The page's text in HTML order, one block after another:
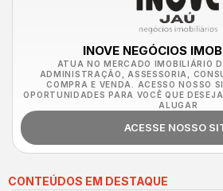
INOVE NEGÓCIOS
ATUA NO MERCADO IMOBILIÁRIO
ADMINISTRAÇÃO, ASSESSORIA,
COMPRA E VENDA. ACESSO NOSSO
OPORTUNIDADES PARA VOCÊ QUE
ALUGAR
ACESSE NOSSO
CONTEÚDOS EM DESTAQUE